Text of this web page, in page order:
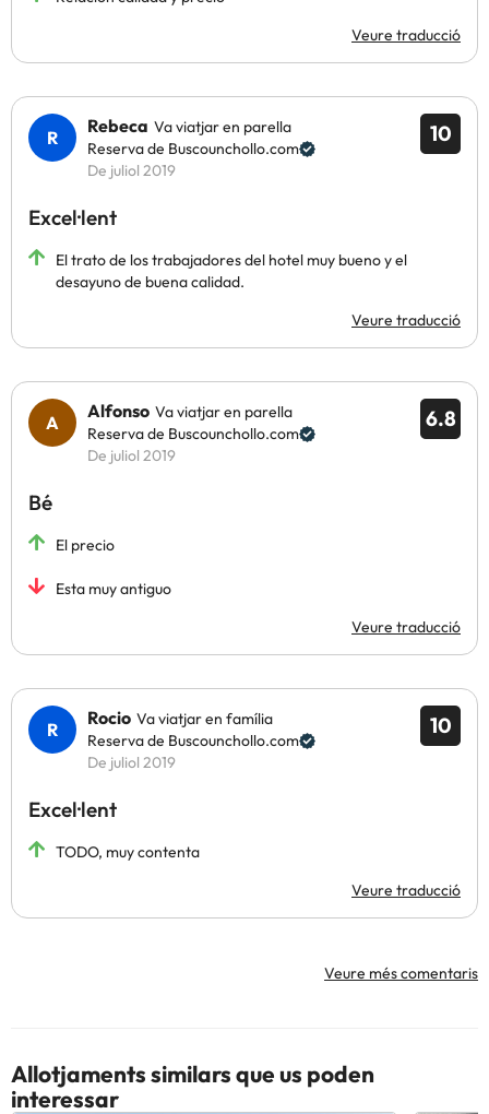
Veure traducció
10
Rebeca Va viatjar en parella
Reserva de Buscounchollo.com
De juliol 2019
Excel·lent
El trato de los trabajadores del hotel muy bueno y el
desayuno de buena calidad.
Veure traducció
6.8
Alfonso Va viatjar en parella
Reserva de Buscounchollo.com
De juliol 2019
Bé
El precio
Esta muy antiguo
Veure traducció
10
Rocio Va viatjar en família
Reserva de Buscounchollo.com
De juliol 2019
Excel·lent
TODO, muy contenta
Veure traducció
Veure més comentaris
Allotjaments similars que us poden
interessar